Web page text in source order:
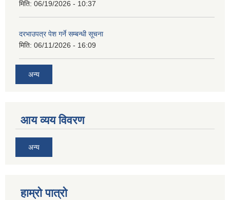
मिति: 06/19/2026 - 10:37
दरभाउपत्र पेश गर्ने सम्बन्धी सूचना
मिति: 06/11/2026 - 16:09
अन्य
आय व्यय विवरण
अन्य
हाम्रो पात्रो